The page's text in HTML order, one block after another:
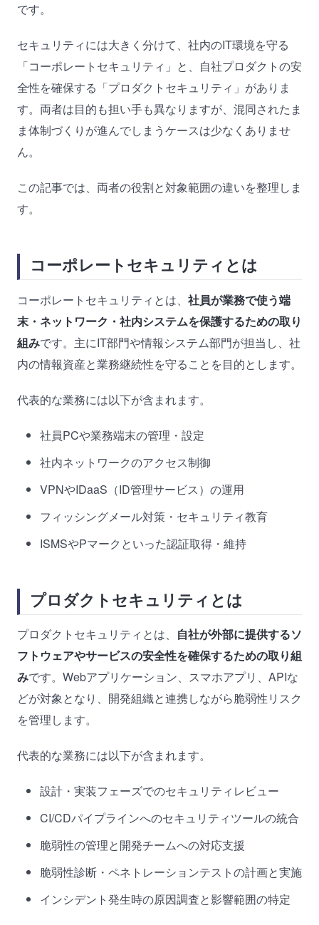
です。
セキュリティには大きく分けて、社内のIT環境を守る
「コーポレートセキュリティ」と、自社プロダクトの安
全性を確保する「プロダクトセキュリティ」がありま
す。両者は目的も担い手も異なりますが、混同されたま
ま体制づくりが進んでしまうケースは少なくありませ
ん。
この記事では、両者の役割と対象範囲の違いを整理しま
す。
コーポレートセキュリティとは
コーポレートセキュリティとは、 社員が業務で使う端
末・ネットワーク・社内システムを保護するための取り
組みです。主にIT部門や情報システム部門が担当し、社
内の情報資産と業務継続性を守ることを目的とします。
代表的な業務には以下が含まれます。
社員PCや業務端末の管理・設定
社内ネットワークのアクセス制御
VPNやIDaaS（ID管理サービス）の運用
フィッシングメール対策・セキュリティ教育
ISMSやPマークといった認証取得・維持
プロダクトセキュリティとは
プロダクトセキュリティとは、 自社が外部に提供するソ
フトウェアやサービスの安全性を確保するための取り組
みです。Webアプリケーション、スマホアプリ、APIな
どが対象となり、開発組織と連携しながら脆弱性リスク
を管理します。
代表的な業務には以下が含まれます。
設計・実装フェーズでのセキュリティレビュー
CI/CDパイプラインへのセキュリティツールの統合
脆弱性の管理と開発チームへの対応支援
脆弱性診断・ペネトレーションテストの計画と実施
インシデント発生時の原因調査と影響範囲の特定